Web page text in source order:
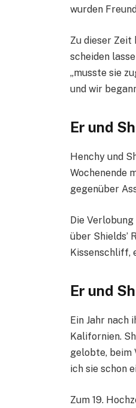
wurden
Zu dieser Zeit
scheiden
„musste sie
und wir
Er und
Henchy und
Wochenende
gegenüber
Die
über Shields’
Kissenschliff,
Er und
Ein Jahr nach
Kalifornien.
gelobte, beim
ich sie schon
Zum 19.